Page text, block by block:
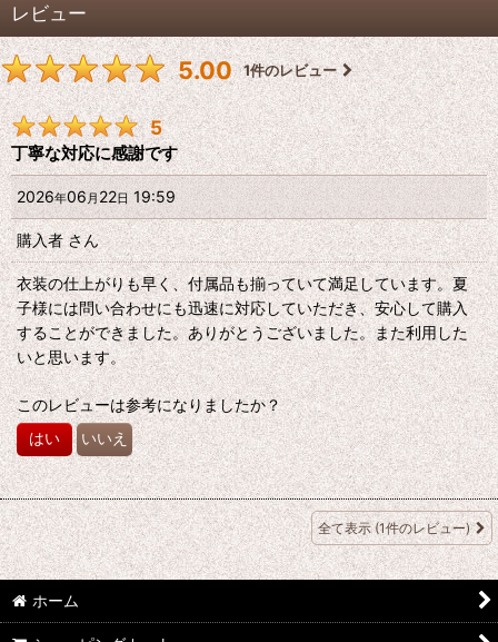
レビュー
5.00 1件のレビュー
5
丁寧な対応に感謝です
2026年06 月22日19:59
購入者さん
衣装の仕上がりも早く、付属品も揃っていて満足しています。夏
子様には問い合わせにも迅速に対応していただき、安心して購入
することができました。ありがとうございました。また利用した
いと思います。
このレビューは参考になりましたか？
はい いいえ
全て表示 (1件のレビュー)
ホーム